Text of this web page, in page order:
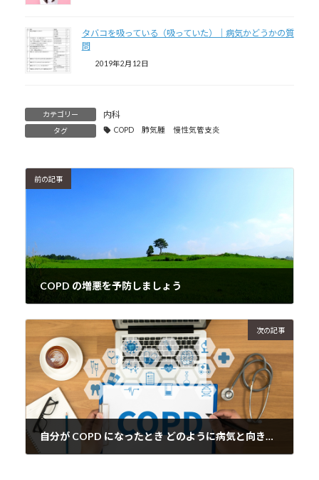
タバコを吸っている（吸っていた）｜病気かどうかの質
問
2019年2月12日
カテゴリー 内科
タグ COPD 肺気腫 慢性気管支炎
前の記事
COPD の増悪を予防しましょう
次の記事
自分が COPD になったとき どのように病気と向き合うか